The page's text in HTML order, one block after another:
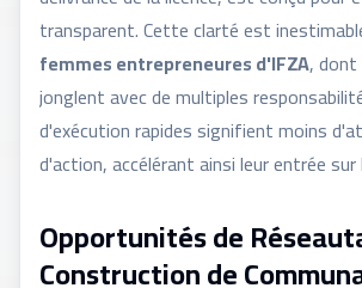
transparent. Cette clarté est
femmes entrepreneures d'IFZA, dont
jonglent avec de multiples
d'exécution rapides signifient moins
d'action, accélérant ainsi leur entrée sur
Opportunités de
Construction de